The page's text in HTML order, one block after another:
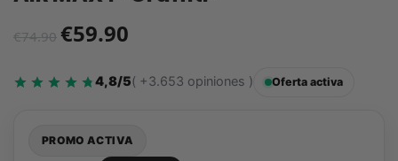
€74.90 €59.90
4,8/5( +3.653 opiniones ) Oferta activa
PROMO ACTIVA